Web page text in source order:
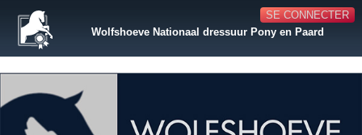
SE CONNECTER
Wolfshoeve Nationaal dressuur Pony en Paard